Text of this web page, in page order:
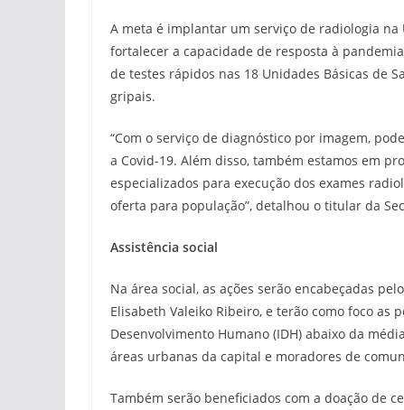
A meta é implantar um serviço de radiologia
fortalecer a capacidade de resposta à
de testes rápidos nas 18 Unidades Básicas de
gripais.
“Com o serviço de diagnóstico por imagem,
a Covid-19. Além disso, também estamos em
especializados para execução dos exames
oferta para população”, detalhou o titular da
Assistência social
Na área social, as ações serão encabeçadas
Elisabeth Valeiko Ribeiro, e terão como foco as
Desenvolvimento Humano (IDH) abaixo da
áreas urbanas da capital e moradores de
Também serão beneficiados com a doação de